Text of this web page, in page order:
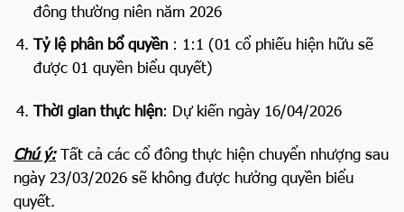
đông thường niên năm 2026
Tỷ lệ phân bổ quyền: 1:1 (01 cổ phiếu hiện hữu sẽ
được 01 quyền biểu quyết)
Thời gian thực hiện: Dự kiến ngày 16/04/2026
Chú ý:Tất cả các cổ đông thực hiện chuyển nhượng sau
ngày 23/03/2026 sẽ không được hưởng quyền biểu
quyết.